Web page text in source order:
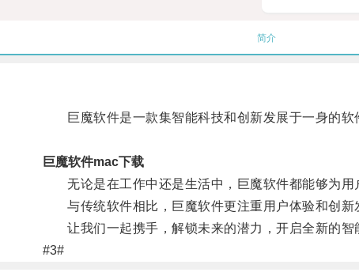
简介
巨魔软件是一款集智能科技和创新发展于一身的软
巨魔软件mac下载
无论是在工作中还是生活中，巨魔软件都能够为用
与传统软件相比，巨魔软件更注重用户体验和创新
让我们一起携手，解锁未来的潜力，开启全新的智
#3#